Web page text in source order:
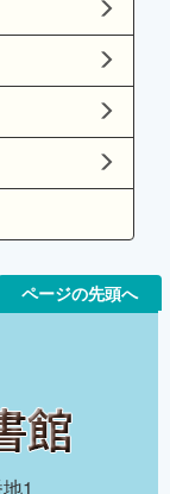
ページの先頭へ
1